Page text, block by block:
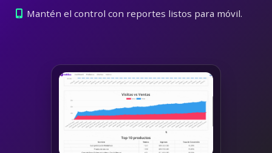
Mantén el control con reportes listos para móvil.